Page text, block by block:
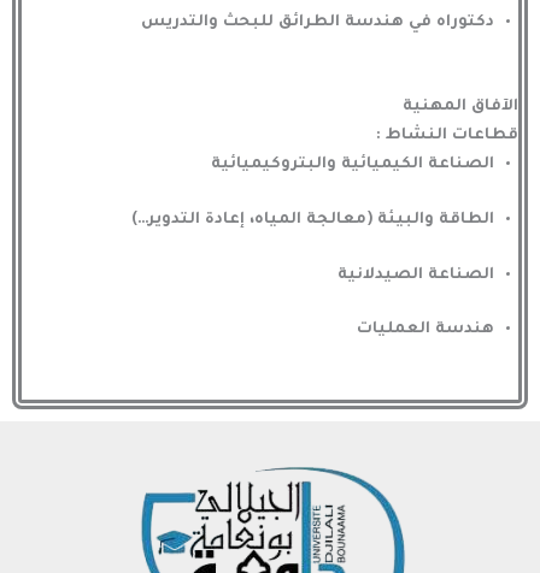
دكتوراه في هندسة الطرائق للبحث والتدريس
الآفاق المهنية
قطاعات النشاط :
الصناعة الكيميائية والبتروكيميائية
الطاقة والبيئة (معالجة المياه، إعادة التدوير…)
الصناعة الصيدلانية
هندسة العمليات